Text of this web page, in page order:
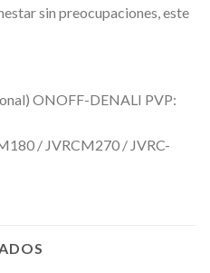
sin preocupaciones, este
ONOFF-DENALI PVP:
/ JVRCM270 / JVRC-